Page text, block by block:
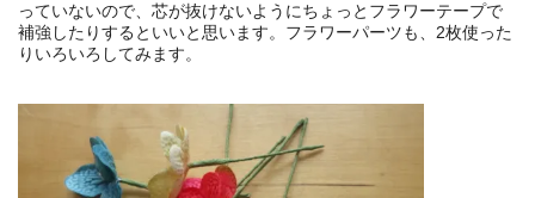
っていないので、芯が抜けないようにちょっとフラワーテープで
補強したりするといいと思います。フラワーパーツも、2枚使った
りいろいろしてみます。